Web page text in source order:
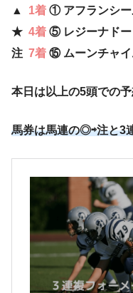
▲ 1着 ① アフランシー
★ 4着 ⑤ レジーナドー
注 7着 ⑮ ムーンチャイ
本日は以上の5頭での予
馬券は馬連の◎⇨注と3